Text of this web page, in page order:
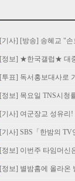
[기사] [방송] 송혜교 "
[정보] ★한국갤럽★ 대
[투표] 독서홍보대사로
[정보] 목요일 TNS시청
[기사] 여군장교 성유리
[기사] SBS「한밤의
[정보] 이번주 타임머신
[정보] 별밤홈에 올라온